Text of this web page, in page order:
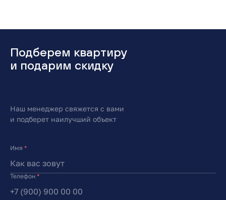
Подберем квартиру
и подарим скидку
Наш менеджер свяжется с вами
и подберет наилучший объект
Имя *
Телефон *